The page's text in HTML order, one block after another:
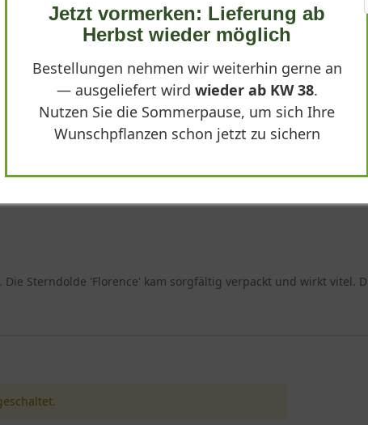
Sterndolde 'Florence' kam sorgfältig verpackt und wirkt vitel.
Jetzt vormerken: Lieferung ab
Herbst wieder möglich
Bestellungen nehmen wir weiterhin gerne an
— ausgeliefert wird wieder ab KW 38.
Nutzen Sie die Sommerpause, um sich Ihre
Wunschpflanzen schon jetzt zu sichern